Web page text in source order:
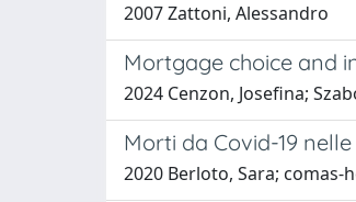
2007 Zattoni, Alessandro
Mortgage choice and
2024 Cenzon, Josefina;
Morti da Covid-19
2020 Berloto, Sara;